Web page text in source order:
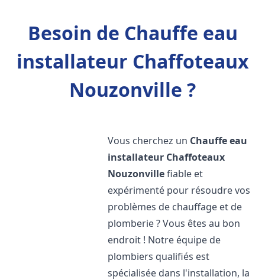
Besoin de Chauffe eau
installateur Chaffoteaux
Nouzonville ?
Vous cherchez un Chauffe eau
installateur Chaffoteaux
Nouzonvillefiable et
expérimenté pour résoudre vos
problèmes de chauffage et de
plomberie ? Vous êtes au bon
endroit ! Notre équipe de
plombiers qualifiés est
spécialisée dans l'installation, la